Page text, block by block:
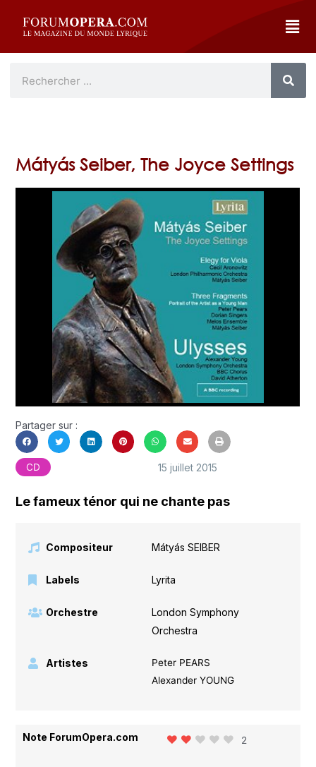
Mátyás Seiber, The Joyce Settings
Partager sur :
CD 15 juillet 2015
Le fameux ténor qui ne chante pas
Compositeur Mátyás SEIBER
Labels Lyrita
Orchestre
London Symphony
Orchestra
Artistes
Peter PEARS
Alexander YOUNG
Note ForumOpera.com 2